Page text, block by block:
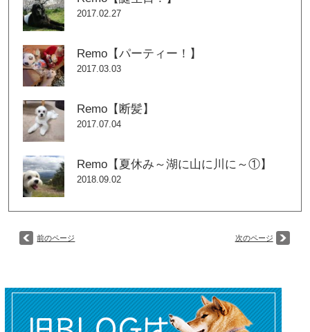
2017.02.27
Remo【パーティー！】
2017.03.03
Remo【断髪】
2017.07.04
Remo【夏休み～湖に山に川に～①】
2018.09.02
前のページ 次のページ